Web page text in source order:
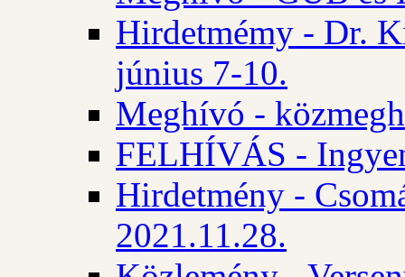
Hirdetmémy - Dr.
június 7-10.
Meghívó -
FELHÍVÁS -
Hirdetmény -
2021.11.28.